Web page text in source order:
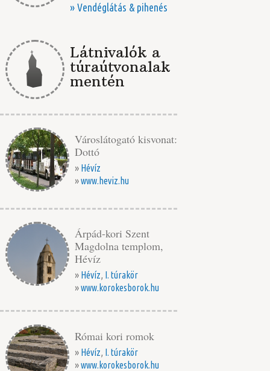
» Vendéglátás & pihenés
Látnivalók a
túraútvonalak
mentén
Városlátogató kisvonat:
Dottó
» Hévíz
»www.heviz.hu
Árpád-kori Szent
Magdolna templom,
Hévíz
» Hévíz, I. túrakör
»www.korokesborok.hu
Római kori romok
» Hévíz I. túrakör
»www.korokesborok.hu